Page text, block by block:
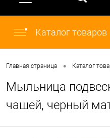
Каталог товаров
Главная страница • Каталог
Мыльница
чашей, черный